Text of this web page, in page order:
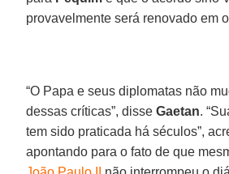
provavelmente será renovado em
“O Papa e seus diplomatas não
dessas críticas”, disseGaetan.
tem sido praticada há séculos”,
apontando para o fato de que